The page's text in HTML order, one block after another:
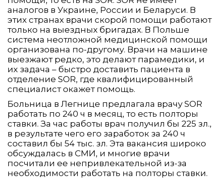
аналогов в Украине, России и Беларуси. В
этих странах врачи скорой помощи работают
только на выездных бригадах. В Польше
система неотложной медицинской помощи
организована по-другому. Врачи на машине
выезжают редко, это делают парамедики, и
их задача – быстро доставить пациента в
отделение SOR, где квалифицированный
специалист окажет помощь.
Больница в Легнице предлагала врачу SOR
работать по 240 ч в месяц, то есть полторы
ставки. За час работы врач получил бы 225 зл.,
в результате чего его заработок за 240 ч
составил бы 54 тыс. зл. Эта вакансия широко
обсуждалась в СМИ, и многие врачи
посчитали ее непривлекательной из-за
необходимости работать на полторы ставки.